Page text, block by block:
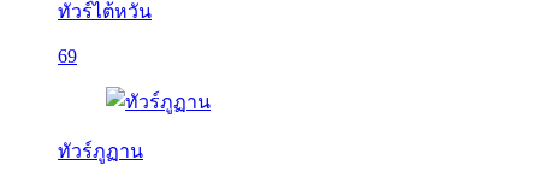
ทัวร์ไต้หวัน
69
ทัวร์ภูฏาน